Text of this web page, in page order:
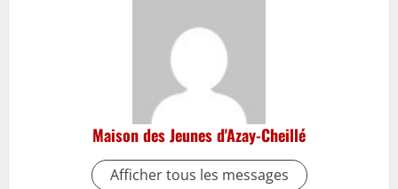
Maison des Jeunes d'Azay-Cheillé
Afficher tous les messages